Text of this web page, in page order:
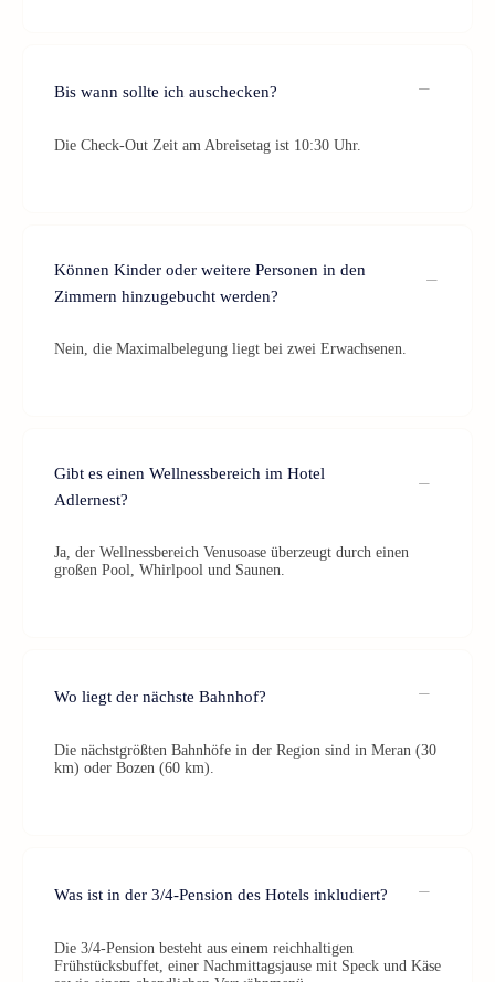
Bis wann sollte ich auschecken?
Die Check-Out Zeit am Abreisetag ist 10:30 Uhr.
Können Kinder oder weitere Personen in den
Zimmern hinzugebucht werden?
Nein, die Maximalbelegung liegt bei zwei Erwachsenen.
Gibt es einen Wellnessbereich im Hotel
Adlernest?
Ja, der Wellnessbereich Venusoase überzeugt durch einen
großen Pool, Whirlpool und Saunen.
Wo liegt der nächste Bahnhof?
Die nächstgrößten Bahnhöfe in der Region sind in Meran (30
km) oder Bozen (60 km).
Was ist in der 3/4-Pension des Hotels inkludiert?
Die 3/4-Pension besteht aus einem reichhaltigen
Frühstücksbuffet, einer Nachmittagsjause mit Speck und Käse